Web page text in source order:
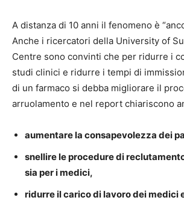
A distanza di 10 anni il fenomeno è
Anche i ricercatori della University of
Centre sono convinti che per ridurre i
studi clinici e ridurre i tempi di
di un farmaco si debba migliorare il
arruolamento e nel report chiariscono
aumentare la consapevolezza dei
snellire le procedure di
sia per i medici,
ridurre il carico di lavoro dei medici